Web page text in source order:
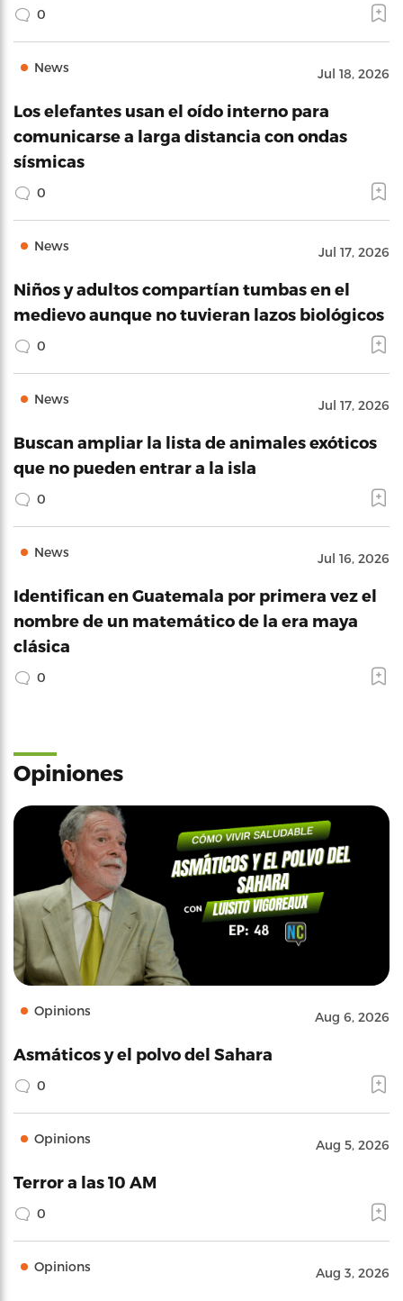
0
News Jul 18, 2026
Los elefantes usan el oído interno para
comunicarse a larga distancia con ondas
sísmicas
0
News Jul 17, 2026
Niños y adultos compartían tumbas en el
medievo aunque no tuvieran lazos biológicos
0
News Jul 17, 2026
Buscan ampliar la lista de animales exóticos
que no pueden entrar a la isla
0
News Jul 16, 2026
Identifican en Guatemala por primera vez el
nombre de un matemático de la era maya
clásica
0
Opiniones
Opinions Aug 6, 2026
Asmáticos y el polvo del Sahara
0
Opinions Aug 5, 2026
Terror a las 10 AM
0
Opinions Aug 3, 2026